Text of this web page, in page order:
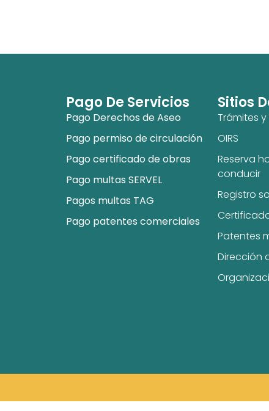
Pago De Servicios
Pago Derechos de Aseo
Pago permiso de circulación
Pago certificado de obras
Pago multas SERVEL
Pagos multas TAG
Pago patentes comerciales
Sitios
Trámites y
OIRS
Reserva
conducir
Registro
Patentes
Dirección